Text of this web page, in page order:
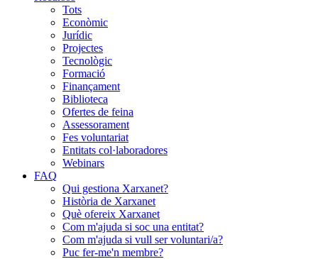
Tots
Econòmic
Jurídic
Projectes
Tecnològic
Formació
Finançament
Biblioteca
Ofertes de feina
Assessorament
Fes voluntariat
Entitats col·laboradores
Webinars
FAQ
Qui gestiona Xarxanet?
Història de Xarxanet
Què ofereix Xarxanet
Com m'ajuda si soc una entitat?
Com m'ajuda si vull ser voluntari/a?
Puc fer-me'n membre?